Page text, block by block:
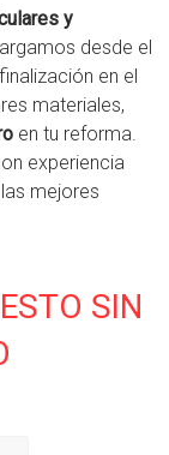
y
desde el
en el
materiales,
en tu reforma.
experiencia
mejores
SIN